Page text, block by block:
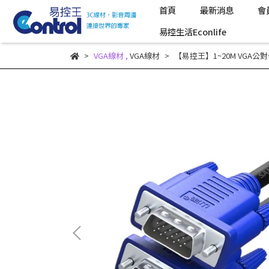
首頁 最新消息
會
易控生活Econlife
VGA線材, VGA線材 【易控王】1~20M VGA